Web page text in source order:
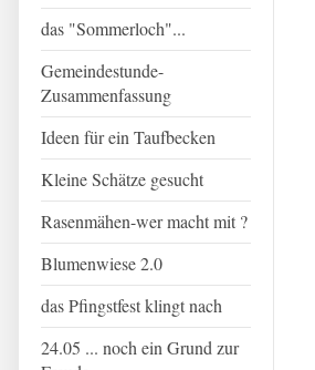
das "Sommerloch"...
Gemeindestunde-
Zusammenfassung
Ideen für ein Taufbecken
Kleine Schätze gesucht
Rasenmähen-wer macht mit ?
Blumenwiese 2.0
das Pfingstfest klingt nach
24.05 ... noch ein Grund zur